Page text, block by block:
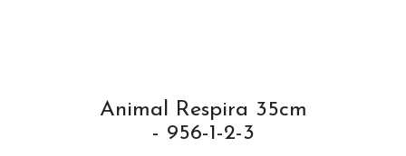
Animal Respira 35cm
- 956-1-2-3